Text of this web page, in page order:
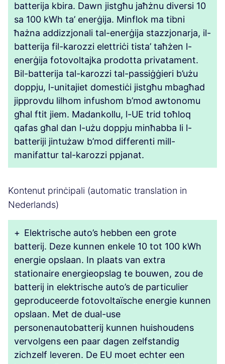
batterija kbira. Dawn jistgħu jaħżnu diversi 10
sa 100 kWh ta’ enerġija. Minflok ma tibni
ħażna addizzjonali tal-enerġija stazzjonarja, il-
batterija fil-karozzi elettriċi tista’ taħżen l-
enerġija fotovoltajka prodotta privatament.
Bil-batterija tal-karozzi tal-passiġġieri b’użu
doppju, l-unitajiet domestiċi jistgħu mbagħad
jipprovdu lilhom infushom b’mod awtonomu
għal ftit jiem. Madankollu, l-UE trid toħloq
qafas għal dan l-użu doppju minħabba li l-
batteriji jintużaw b’mod differenti mill-
manifattur tal-karozzi ppjanat.
Kontenut prinċipali (automatic translation in
Nederlands)
+ Elektrische auto’s hebben een grote
batterij. Deze kunnen enkele 10 tot 100 kWh
energie opslaan. In plaats van extra
stationaire energieopslag te bouwen, zou de
batterij in elektrische auto’s de particulier
geproduceerde fotovoltaïsche energie kunnen
opslaan. Met de dual-use
personenautobatterij kunnen huishoudens
vervolgens een paar dagen zelfstandig
zichzelf leveren. De EU moet echter een